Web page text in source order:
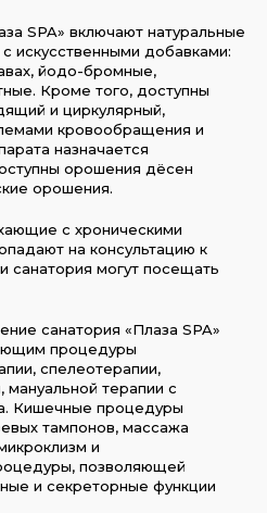
SPA» включают натуральные
искусственными добавками:
йодо-бромные,
Кроме того, доступны
и циркулярный,
кровообращения и
назначается
орошения дёсен
орошения.
с хроническими
на консультацию к
санатория могут посещать
санатория «Плаза SPA»
процедуры
спелеотерапии,
мануальной терапии с
Кишечные процедуры
тампонов, массажа
и
позволяющей
и секреторные функции